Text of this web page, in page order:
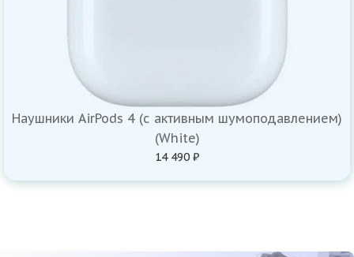
Наушники AirPods 4 (с активным шумоподавлением)
(White)
14 490 ₽